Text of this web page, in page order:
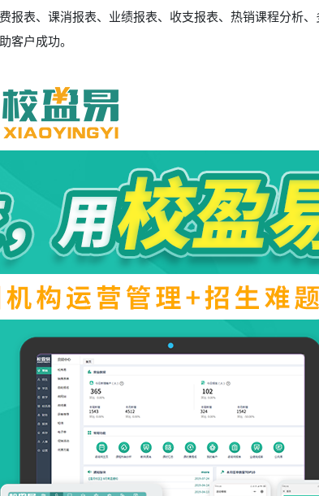
报表、课消报表、业绩报表、收支报表、热销课程分析
客户成功。